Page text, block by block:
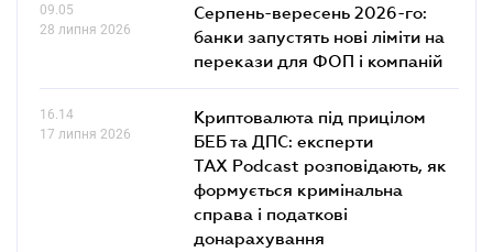
09.05
28 липня 2026
Серпень-вересень 2026-го:
банки запустять нові ліміти на
перекази для ФОП і компаній
16.14
17 липня 2026
Криптовалюта під прицілом
БЕБ та ДПС: експерти
TAX Podcast розповідають, як
формується кримінальна
справа і податкові
донарахування